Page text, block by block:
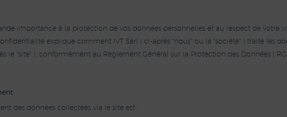
importance à la protection de vos données personnelles et au respect de votre
explique comment IVT Sarl ( ci-après "nous" ou la "société" ) traite les
le "site" ), conformément au Règlement Général sur la Protection des Données (
des données collectées via le site est :